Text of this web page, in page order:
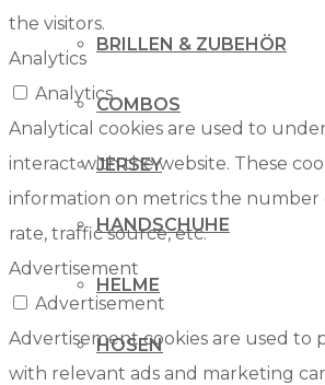
BRILLEN & ZUBEHÖR
COMBOS
JERSEY
HANDSCHUHE
HELME
HOSEN
the visitors.
Analytics
Analytics
Analytical cookies are used to
interact with the website. These
information on metrics the number
rate, traffic source, etc.
Advertisement
Advertisement
Advertisement cookies are used to
with relevant ads and marketing